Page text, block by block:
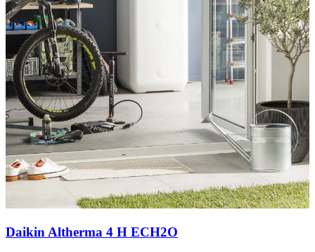
Daikin Altherma 4 H ECH2O